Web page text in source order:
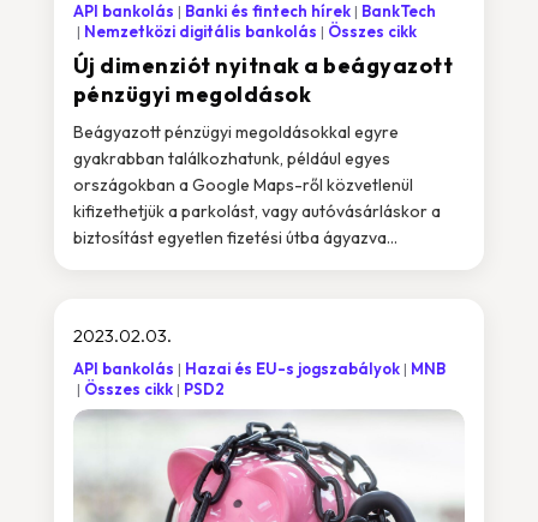
Új dimenziót nyitnak a beágyazott
pénzügyi megoldások
API bankolás Banki és fintech hírek
BankTech
Nemzetközi digitális bankolás
Összes cikk
Beágyazott pénzügyi megoldásokkal egyre
gyakrabban találkozhatunk, például egyes
országokban a Google Maps-ről közvetlenül
kifizethetjük a parkolást, vagy autóvásárláskor a
biztosítást egyetlen fizetési útba ágyazva...
2023.02.03.
API bankolás Hazai és EU-s jogszabályok
MNB
Összes cikk
PSD2